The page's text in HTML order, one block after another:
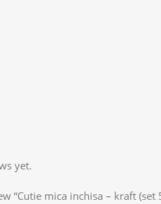
yet.
“Cutie mica inchisa – kraft (set